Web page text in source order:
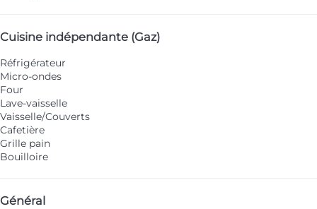
Cuisine indépendante (Gaz)
Réfrigérateur
Micro-ondes
Four
Lave-vaisselle
Vaisselle/Couverts
Cafetière
Grille pain
Bouilloire
Général